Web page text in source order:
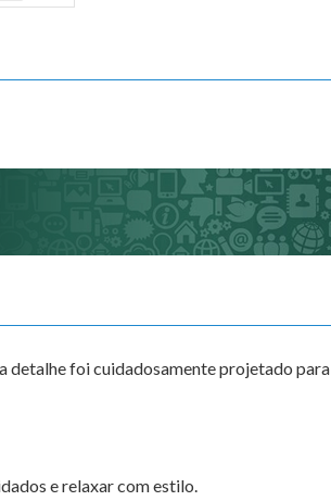
detalhe foi cuidadosamente projetado para
e relaxar com estilo.